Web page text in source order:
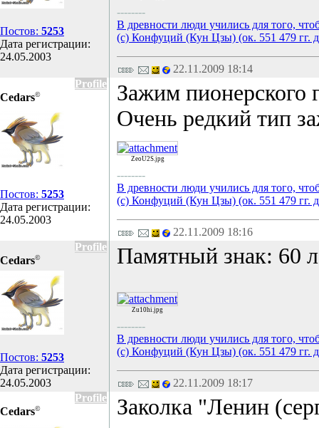
Постов: 5253
Дата регистрации:
24.05.2003
--------
В древности люди учились для того,
(с) Конфуций (Кун Цзы) (ок. 551 479 гг.
22.11.2009 18:14
Profile
Cedars©
Постов: 5253
Дата регистрации:
24.05.2003
Зажим пионерского
Очень редкий тип
ZeoU2S.jpg
--------
В древности люди учились для того,
(с) Конфуций (Кун Цзы) (ок. 551 479 гг.
22.11.2009 18:16
Profile
Cedars©
Постов: 5253
Дата регистрации:
24.05.2003
Памятный знак: 60
Zu10hi.jpg
--------
В древности люди учились для того,
(с) Конфуций (Кун Цзы) (ок. 551 479 гг.
22.11.2009 18:17
Profile
Cedars© Заколка "Ленин